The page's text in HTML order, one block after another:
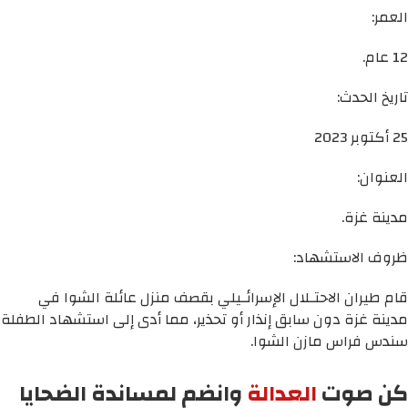
العمر:
12 عام.
تاريخ الحدث:
25 أكتوبر 2023
العنوان:
مدينة غزة.
ظروف الاستشهاد:
قام طيران الاحتـلال الإسرائـيلي بقصف منزل عائلة الشوا في
مدينة غزة دون سابق إنذار أو تحذير، مما أدى إلى استشهاد الطفلة
سندس فراس مازن الشوا.
كن صوتالعدالةوانضم لمساندة الضحايا